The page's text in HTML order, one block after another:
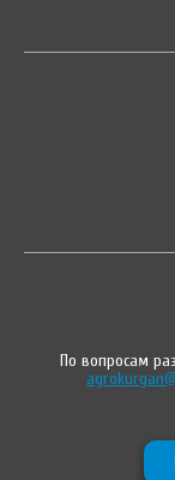
По вопросам